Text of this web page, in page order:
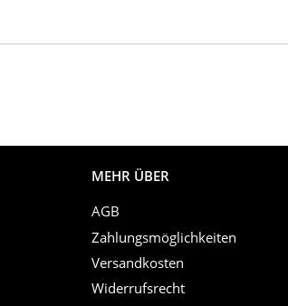
MEHR ÜBER
AGB
Zahlungsmöglichkeiten
Versandkosten
Widerrufsrecht